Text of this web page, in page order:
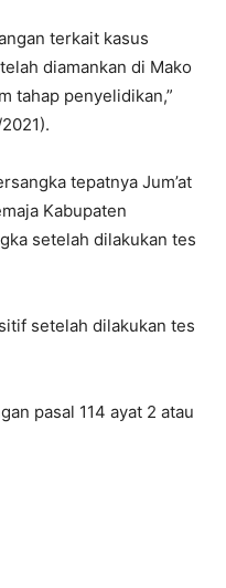
terkait kasus
diamankan di Mako
tahap penyelidikan,”
tepatnya Jum’at
Kabupaten
setelah dilakukan tes
setelah dilakukan tes
pasal 114 ayat 2 atau